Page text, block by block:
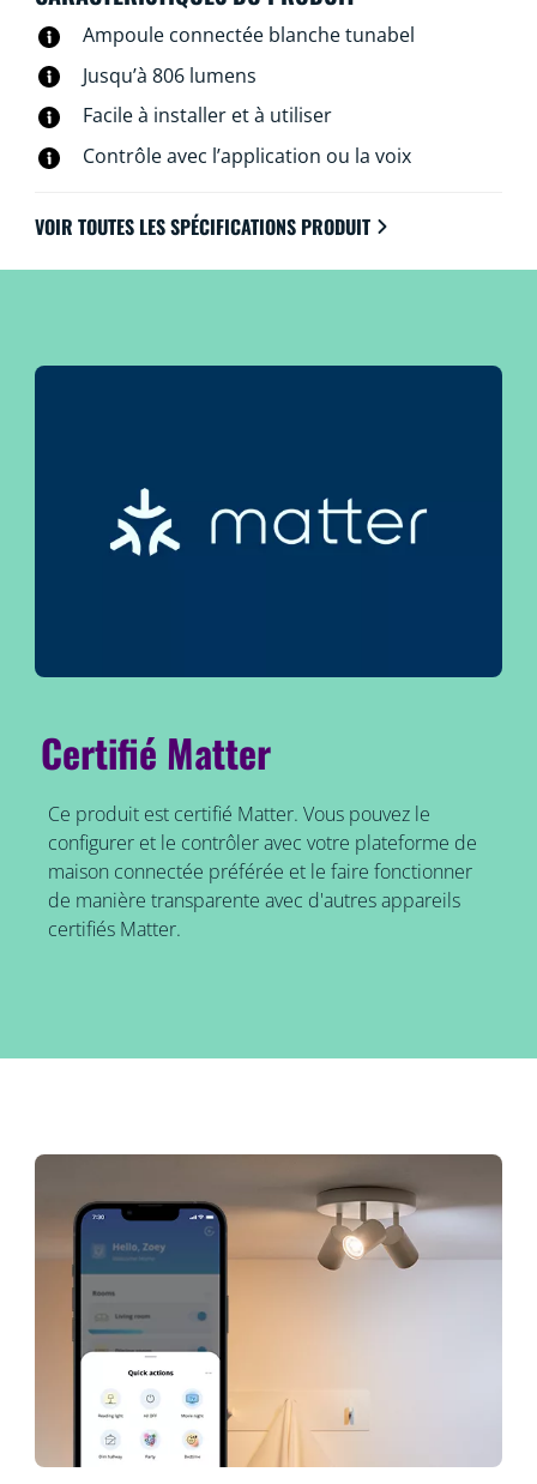
l’application WiZ, de la télécommande WiZ ou de votre
voix.
Ampoule connectée blanche tunabel
Jusqu’à 806 lumens
Facile à installer et à utiliser
Contrôle avec l’application ou la voix
VOIR TOUTES LES SPÉCIFICATIONS PRODUIT
Certifié Matter
Ce produit est certifié Matter. Vous pouvez le
configurer et le contrôler avec votre plateforme de
maison connectée préférée et le faire fonctionner
de manière transparente avec d'autres appareils
certifiés Matter.